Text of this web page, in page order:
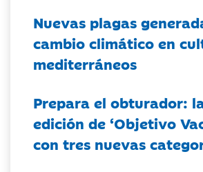
Nuevas plagas
cambio climático en
mediterráneos
Prepara el obturador:
edición de ‘Objetivo
con tres nuevas